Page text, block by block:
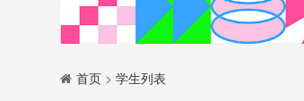
首页 >学生列表